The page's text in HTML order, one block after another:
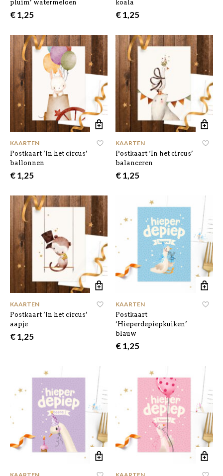
pluim’ watermeloen
€1,25
koala
€1,25
KAARTEN
Postkaart ‘In het circus’
ballonnen
€1,25
KAARTEN
Postkaart ‘In het circus’
balanceren
€1,25
KAARTEN
Postkaart ‘In het circus’
aapje
€1,25
KAARTEN
Postkaart
‘Hieperdepiepkuiken’
blauw
€1,25